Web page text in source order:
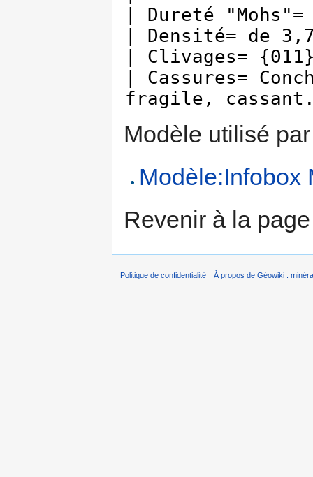
Modèle utilisé
Modèle:Infobox
Revenir à la
Politique de confidentialité À propos de Géowiki :